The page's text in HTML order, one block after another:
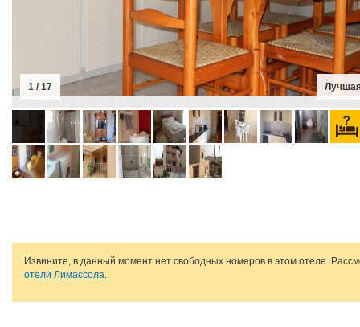
1 / 17
Извините, в данный момент нет свободных номеров в этом отеле.
отели Лимассола.